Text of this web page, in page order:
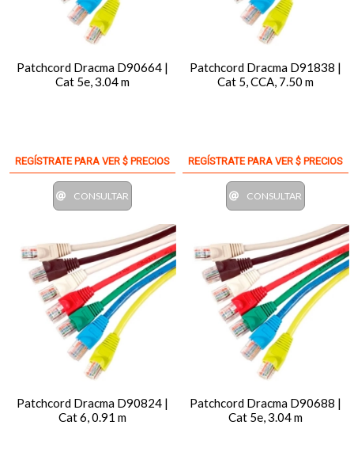
Patchcord Dracma D90664 |
Cat 5e, 3.04 m
REGÍSTRATE PARA VER $ PRECIOS
CONSULTAR
Patchcord Dracma D91838 |
Cat 5, CCA, 7.50 m
REGÍSTRATE PARA VER $ PRECIOS
CONSULTAR
Patchcord Dracma D90824 |
Cat 6, 0.91 m
Patchcord Dracma D90688 |
Cat 5e, 3.04 m